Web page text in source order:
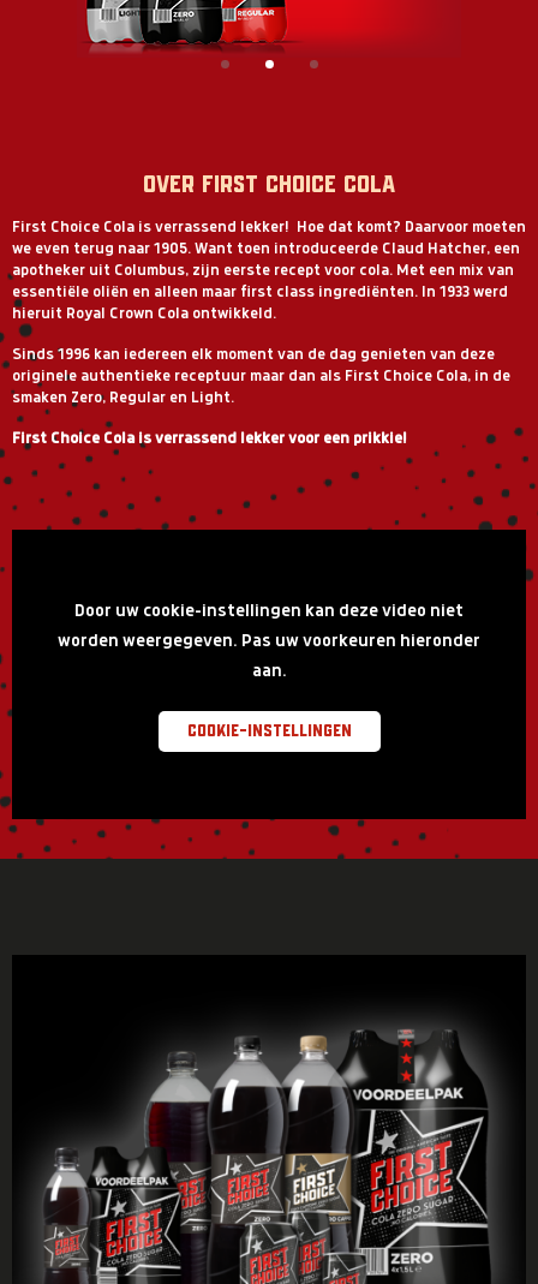
1 2 3
Over first choice cola
First Choice Cola is verrassend lekker! Hoe dat komt? Daarvoor moeten
we even terug naar 1905. Want toen introduceerde Claud Hatcher, een
apotheker uit Columbus, zijn eerste recept voor cola. Met een mix van
essentiële oliën en alleen maar first class ingrediënten. In 1933 werd
hieruit Royal Crown Cola ontwikkeld.
Sinds 1996 kan iedereen elk moment van de dag genieten van deze
originele authentieke receptuur maar dan als First Choice Cola, in de
smaken Zero, Regular en Light.
First Choice Cola is verrassend lekker voor een prikkie!
Door uw cookie-instellingen kan deze video niet
worden weergegeven. Pas uw voorkeuren hieronder
aan.
Cookie-instellingen